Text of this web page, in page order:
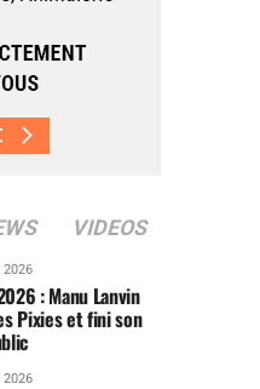
VIDEOS
: Manu Lanvin
Pixies et fini son